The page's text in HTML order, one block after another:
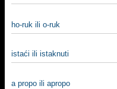
ho-ruk ili o-ruk
istaći ili istaknuti
a propo ili apropo